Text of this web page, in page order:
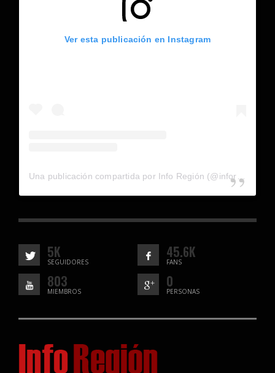
Ver esta publicación en Instagram
Una publicación compartida por Info Región (@inforegion_redes)
5K
SEGUIDORES
45.6K
FANS
803
MIEMBROS
0
PERSONAS